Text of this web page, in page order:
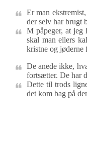
Er man
der selv har brugt
M påpeger, at jeg
skal man ellers
kristne og
De anede ikke,
fortsætter. De har
Dette til trods
det kom bag på